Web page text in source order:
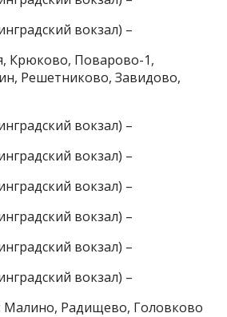
вокзал) –
Крюково, Поварово-1,
Решетниково, Завидово,
вокзал) –
вокзал) –
вокзал) –
вокзал) –
вокзал) –
вокзал) –
Малино, Радищево, Головково